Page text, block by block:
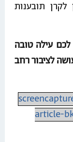
תובענות
עילה טובה
לציבור רחב
article-